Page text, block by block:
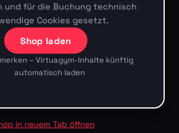
und für die Buchung technisch
Cookies gesetzt.
Shop laden
– Virtuagym-Inhalte künftig
automatisch laden
in neuem Tab öffnen